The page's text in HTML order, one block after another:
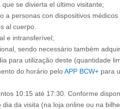
se divierta el último visitante;
a personas con dispositivos
al cuerpo.
e intransferível;
sendo necessário também
para utilização deste (quantidade
do horário peloAPP BCW+ para
10:15 até 17:30. Conforme
dia da visita (na loja online ou na